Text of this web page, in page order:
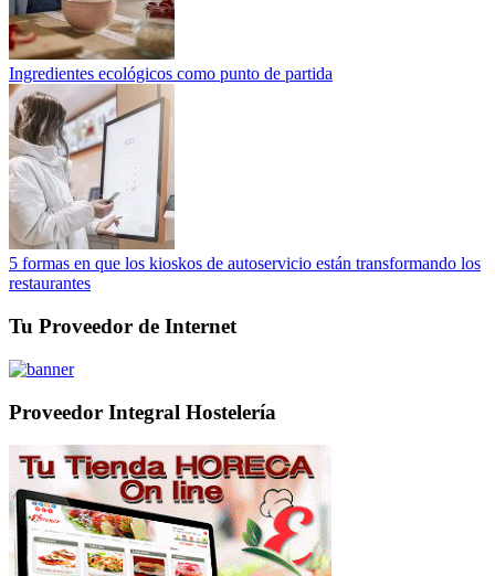
Ingredientes ecológicos como punto de partida
5 formas en que los kioskos de autoservicio están transformando los
restaurantes
Tu Proveedor de Internet
Proveedor Integral Hostelería